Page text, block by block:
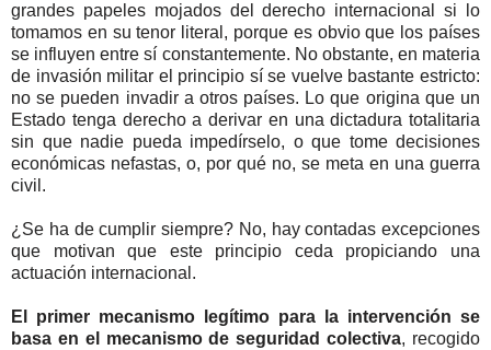
grandes papeles mojados del derecho internacional si lo
tomamos en su tenor literal, porque es obvio que los países
se influyen entre sí constantemente. No obstante, en materia
de invasión militar el principio sí se vuelve bastante estricto:
no se pueden invadir a otros países. Lo que origina que un
Estado tenga derecho a derivar en una dictadura totalitaria
sin que nadie pueda impedírselo, o que tome decisiones
económicas nefastas, o, por qué no, se meta en una guerra
civil.
¿Se ha de cumplir siempre? No, hay contadas excepciones
que motivan que este principio ceda propiciando una
actuación internacional.
El primer mecanismo legítimo para la intervención se
basa en el mecanismo de seguridad colectiva, recogido